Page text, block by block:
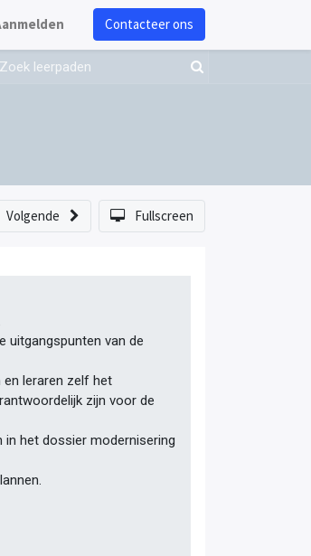
Contacteer ons
Volgende Fullscreen
uitgangspunten van de
en leraren zelf het
zijn voor de
in het dossier modernisering